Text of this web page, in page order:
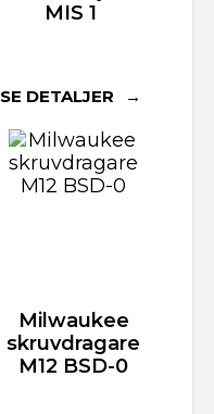
MIS 1
SE DETALJER
Milwaukee
skruvdragare
M12 BSD-0